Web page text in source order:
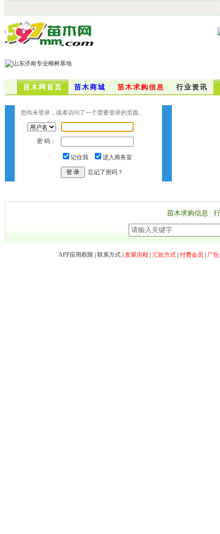
苗木网首页 苗木商城 苗木求购信息 行业资讯
您尚未登录，或者访问了一个需要登录的页面..
密 码：
记住我 进入商务室
忘记了密码？
苗木求购信息
APP应用权限 联系方式| 发展历程 汇款方式| 付费会员 广